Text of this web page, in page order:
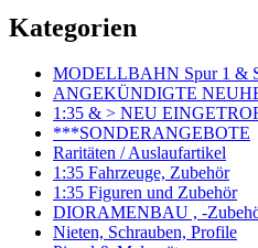
Kategorien
MODELLBAHN Spur 1 &
ANGEKÜNDIGTE
1:35 & > NEU
***SONDERANGEBOTE
Raritäten / Auslaufartikel
1:35 Fahrzeuge, Zubehör
1:35 Figuren und Zubehör
DIORAMENBAU , -
Nieten, Schrauben, Profile